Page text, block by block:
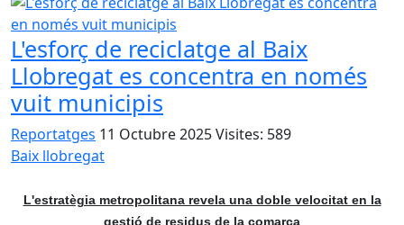
L'esforç de reciclatge al Baix
Llobregat es concentra en només
vuit municipis
Reportatges 11 Octubre 2025Visites: 589
Baix llobregat
L'estratègia metropolitana revela una doble velocitat en la
gestió de residus de la comarca